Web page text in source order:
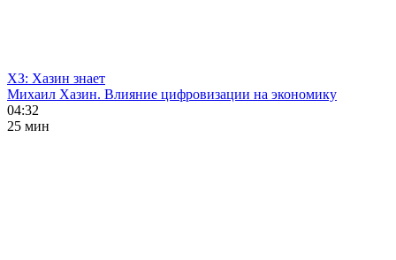
ХЗ: Хазин знает
Михаил Хазин. Влияние цифровизации на экономику
04:32
25 мин